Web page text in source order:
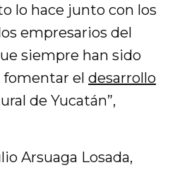
lo hace junto con los
empresarios del
siempre han sido
fomentar eldesarrollo
de Yucatán”,
Arsuaga Losada,